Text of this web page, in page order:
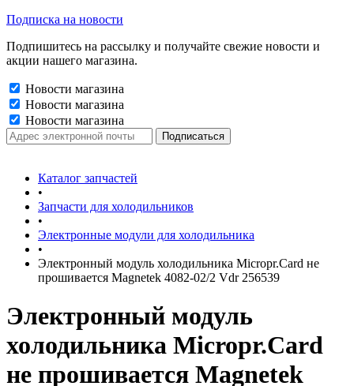
Подписка на новости
Подпишитесь на рассылку и получайте свежие новости и
акции нашего магазина.
Новости магазина
Новости магазина
Новости магазина
Каталог запчастей
•
Запчасти для холодильников
•
Электронные модули для холодильника
•
Электронный модуль холодильника Micropr.Card не
прошивается Magnetek 4082-02/2 Vdr 256539
Электронный модуль
холодильника Micropr.Card
не прошивается Magnetek